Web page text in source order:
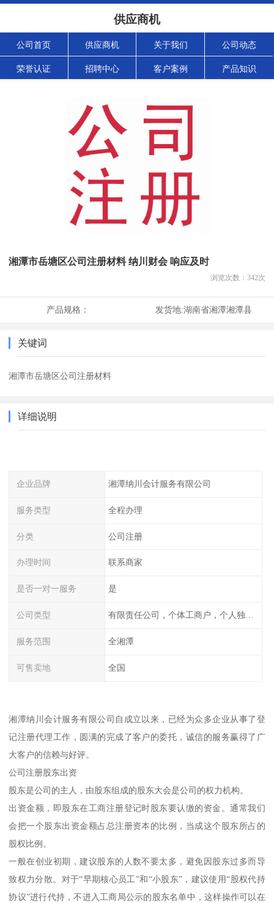
供应商机
公司首页 供应商机 关于我们 公司动态
荣誉认证 招聘中心 客户案例 产品知识
湘潭市岳塘区公司注册材料 纳川财会 响应及时
浏览次数： 342次
产品规格： 发货地:湖南省湘潭湘潭县
关键词
湘潭市岳塘区公司注册材料
详细说明
企业品牌 湘潭纳川会计服务有限公司
服务类型 全程办理
分类 公司注册
办理时间 联系商家
是否一对一服务 是
公司类型
服务范围 全湘潭
可售卖地 全国
湘潭纳川会计服务有限公司自成立以来，已经为众多企业从事了登
记注册代理工作，圆满的完成了客户的委托，诚信的服务赢得了广
大客户的信赖与好评。
公司注册股东出资
股东是公司的主人，由股东组成的股东大会是公司的权力机构。
出资金额，即股东在工商注册登记时股东要认缴的资金。通常我们
会把一个股东出资金额占总注册资本的比例，当成这个股东所占的
股权比例。
一般在创业初期，建议股东的人数不要太多，避免因股东过多而导
致权力分散。对于“早期核心员工”和“小股东”，建议使用“股权代持
协议”进行代持，不进入工商局公示的股东名单中，这样操作可以在